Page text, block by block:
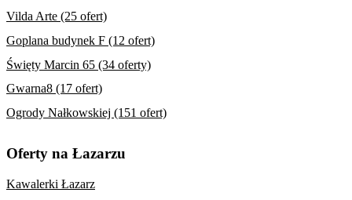
Vilda Arte (25 ofert)
Goplana budynek F (12 ofert)
Święty Marcin 65 (34 oferty)
Gwarna8 (17 ofert)
Ogrody Nałkowskiej (151 ofert)
Oferty na Łazarzu
Kawalerki Łazarz